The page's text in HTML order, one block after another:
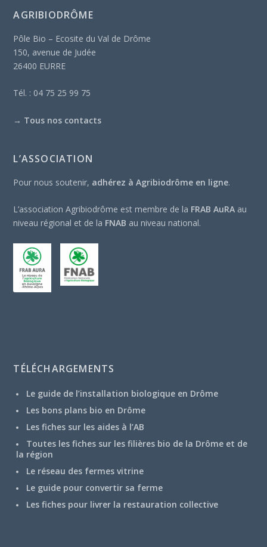
AGRIBIODRÔME
Pôle Bio – Ecosite du Val de Drôme
150, avenue de Judée
26400 EURRE
Tél. : 04 75 25 99 75
→ Tous nos contacts
L’ASSOCIATION
Pour nous soutenir, adhérez à Agribiodrôme en ligne.
L’association Agribiodrôme est membre de la FRAB AuRA au
niveau régional et de la FNAB au niveau national.
TÉLÉCHARGEMENTS
Le guide de l’installation biologique en Drôme
Les bons plans bio en Drôme
Les fiches sur les aides à l’AB
Toutes les fiches sur les filières bio de la Drôme et de
la région
Le réseau des fermes vitrine
Le guide pour convertir sa ferme
Les fiches pour livrer la restauration collective